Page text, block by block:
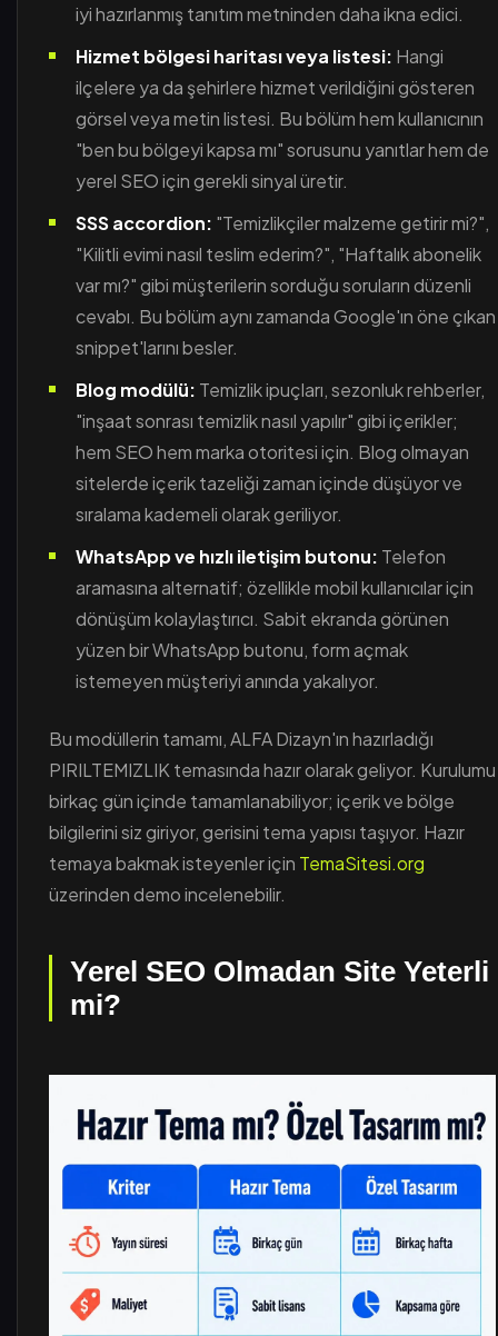
iyi hazırlanmış tanıtım metninden daha ikna edici.
Hizmet bölgesi haritası veya listesi: Hangi
ilçelere ya da şehirlere hizmet verildiğini gösteren
görsel veya metin listesi. Bu bölüm hem kullanıcının
"ben bu bölgeyi kapsa mı" sorusunu yanıtlar hem de
yerel SEO için gerekli sinyal üretir.
SSS accordion: "Temizlikçiler malzeme getirir mi?",
"Kilitli evimi nasıl teslim ederim?", "Haftalık abonelik
var mı?" gibi müşterilerin sorduğu soruların düzenli
cevabı. Bu bölüm aynı zamanda Google'ın öne çıkan
snippet'larını besler.
Blog modülü: Temizlik ipuçları, sezonluk rehberler,
"inşaat sonrası temizlik nasıl yapılır" gibi içerikler;
hem SEO hem marka otoritesi için. Blog olmayan
sitelerde içerik tazeliği zaman içinde düşüyor ve
sıralama kademeli olarak geriliyor.
WhatsApp ve hızlı iletişim butonu: Telefon
aramasına alternatif; özellikle mobil kullanıcılar için
dönüşüm kolaylaştırıcı. Sabit ekranda görünen
yüzen bir WhatsApp butonu, form açmak
istemeyen müşteriyi anında yakalıyor.
Bu modüllerin tamamı, ALFA Dizayn'ın hazırladığı
PIRILTEMIZLIK temasında hazır olarak geliyor. Kurulumu
birkaç gün içinde tamamlanabiliyor; içerik ve bölge
bilgilerini siz giriyor, gerisini tema yapısı taşıyor. Hazır
temaya bakmak isteyenler için TemaSitesi.org
üzerinden demo incelenebilir.
Yerel SEO Olmadan Site Yeterli
mi?